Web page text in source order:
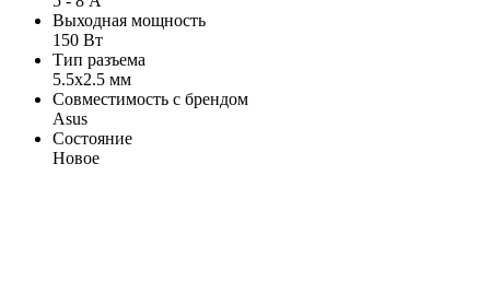
Выходная мощность
150 Вт
Тип разъема
5.5x2.5 мм
Совместимость с брендом
Asus
Состояние
Новое